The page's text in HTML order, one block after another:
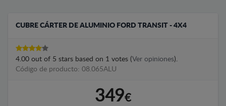
CUBRE CÁRTER DE ALUMINIO FORD TRANSIT - 4X4
4.00 out of 5 stars based on 1 votes (Ver opiniones).
Código de producto: 08.065ALU
349€